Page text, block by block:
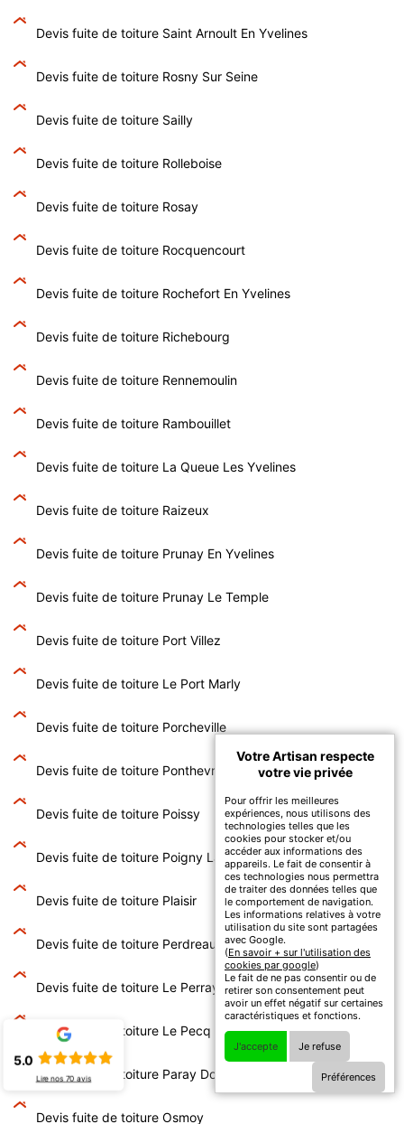
Devis fuite de toiture Saint Arnoult En Yvelines
Devis fuite de toiture Rosny Sur Seine
Devis fuite de toiture Sailly
Devis fuite de toiture Rolleboise
Devis fuite de toiture Rosay
Devis fuite de toiture Rocquencourt
Devis fuite de toiture Rochefort En Yvelines
Devis fuite de toiture Richebourg
Devis fuite de toiture Rennemoulin
Devis fuite de toiture Rambouillet
Devis fuite de toiture La Queue Les Yvelines
Devis fuite de toiture Raizeux
Devis fuite de toiture Prunay En Yvelines
Devis fuite de toiture Prunay Le Temple
Devis fuite de toiture Port Villez
Devis fuite de toiture Le Port Marly
Devis fuite de toiture Porcheville
Devis fuite de toiture Ponthevrard
Devis fuite de toiture Poissy
Devis fuite de toiture Poigny La Foret
Devis fuite de toiture Plaisir
Devis fuite de toiture Perdreauville
Devis fuite de toiture Le Perray En Yvelines
Devis fuite de toiture Le Pecq
Devis fuite de toiture Paray Douaville
Devis fuite de toiture Osmoy
Votre Artisan respecte
votre vie privée
Pour offrir les meilleures
expériences, nous utilisons des
technologies telles que les
cookies pour stocker et/ou
accéder aux informations des
appareils. Le fait de consentir à
ces technologies nous permettra
de traiter des données telles que
le comportement de navigation.
Les informations relatives à votre
utilisation du site sont partagées
avec Google.
(En savoir + sur l'utilisation des
cookies par google)
Le fait de ne pas consentir ou de
retirer son consentement peut
avoir un effet négatif sur certaines
caractéristiques et fonctions.
J'accepte Je refuse
Préférences
5.0
Lire nos 70 avis